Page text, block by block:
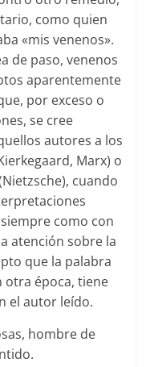
como quien
«mis venenos».
de paso, venenos
aparentemente
por exceso o
se cree
autores a los
Marx) o
cuando
como con
atención sobre la
que la palabra
otra época, tiene
el autor leído.
hombre de